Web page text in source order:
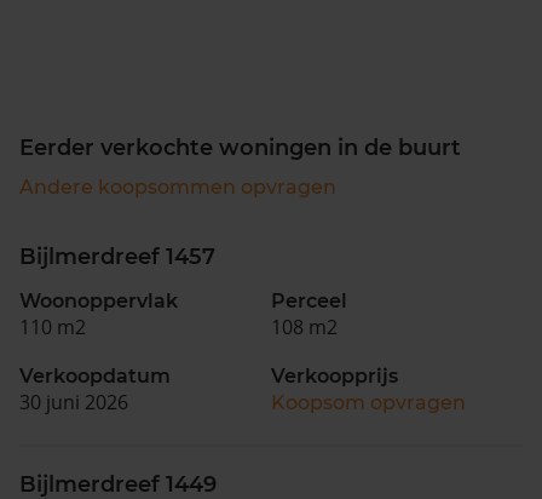
Eerder verkochte woningen in de buurt
Andere koopsommen opvragen
Bijlmerdreef 1457
Woonoppervlak
110 m2
Perceel
108 m2
Verkoopdatum
30 juni 2026
Verkoopprijs
Koopsom opvragen
Bijlmerdreef 1449